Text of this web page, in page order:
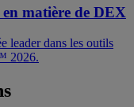
matière de DEX
leader dans les outils
2026.